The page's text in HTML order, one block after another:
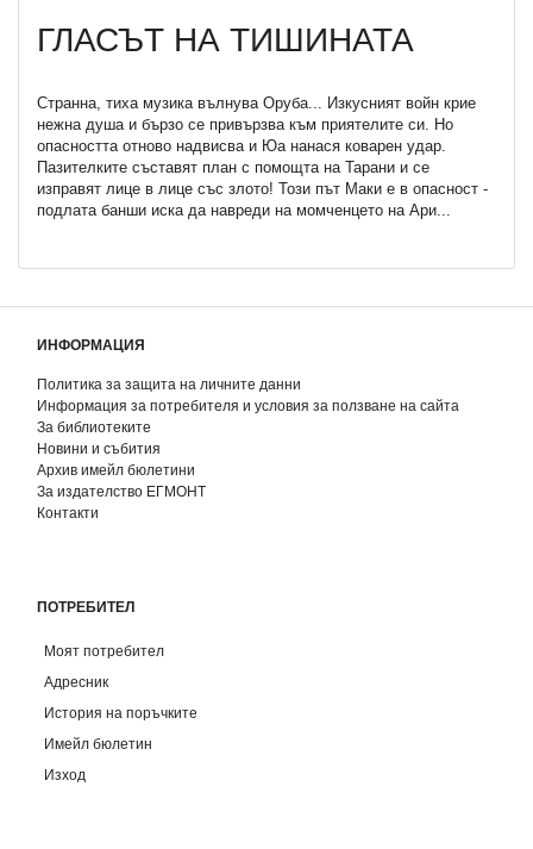
ГЛАСЪТ НА ТИШИНАТА
Странна, тиха музика вълнува Оруба... Изкусният войн крие
нежна душа и бързо се привързва към приятелите си. Но
опасността отново надвисва и Юа нанася коварен удар.
Пазителките съставят план с помощта на Тарани и се
изправят лице в лице със злото! Този път Маки е в опасност -
подлата банши иска да навреди на момченцето на Ари...
ИНФОРМАЦИЯ
Политика за защита на личните данни
Информация за потребителя и условия за ползване на сайта
За библиотеките
Новини и събития
Архив имейл бюлетини
За издателство ЕГМОНТ
Контакти
ПОТРЕБИТЕЛ
Моят потребител
Адресник
История на поръчките
Имейл бюлетин
Изход